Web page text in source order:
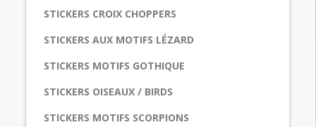
STICKERS CROIX CHOPPERS
STICKERS AUX MOTIFS LÉZARD
STICKERS MOTIFS GOTHIQUE
STICKERS OISEAUX / BIRDS
STICKERS MOTIFS SCORPIONS